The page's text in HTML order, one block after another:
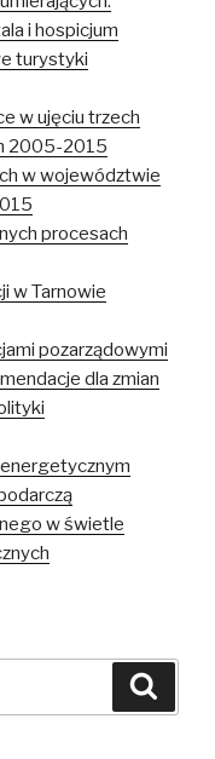
i hospicjum
turystyki
w ujęciu trzech
2005-2015
w województwie
procesach
w Tarnowie
pozarządowymi
dla zmian
w świetle